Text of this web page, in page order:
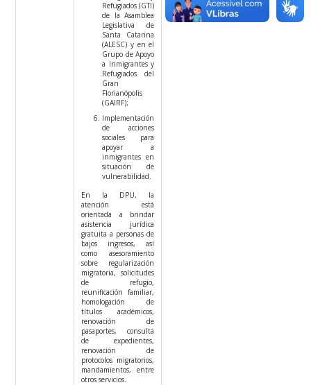
Refugiados (GTI)
de la Asamblea
Legislativa de
Santa Catarina
(ALESC) y en el
Grupo de Apoyo
a Inmigrantes y
Refugiados del
Gran
Florianópolis
(GAIRF);
Implementación
de acciones
sociales para
apoyar a
inmigrantes en
situación de
vulnerabilidad.
En la DPU, la
atención está
orientada a brindar
asistencia jurídica
gratuita a personas de
bajos ingresos, así
como asesoramiento
sobre regularización
migratoria, solicitudes
de refugio,
reunificación familiar,
homologación de
títulos académicos,
renovación de
pasaportes, consulta
de expedientes,
renovación de
protocolos migratorios,
mandamientos, entre
otros servicios.